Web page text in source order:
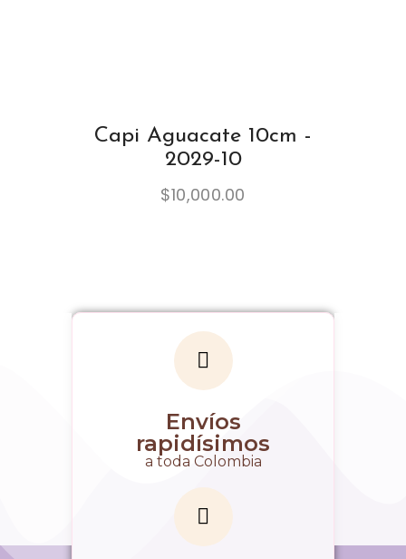
Capi Aguacate 10cm -
2029-10
$10,000.00
Envíos
rapidísimos
a toda Colombia